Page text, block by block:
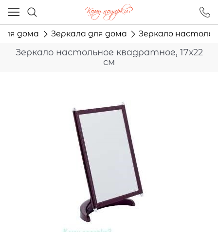
дома Зеркала для дома Зеркало
Зеркало настольное квадратное, 17х22
см
Ваш город - Москва,
угадали?
ДА НЕТ